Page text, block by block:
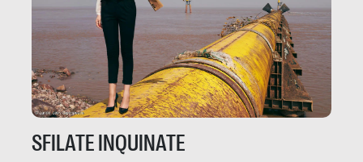
SFILATE INQUINATE